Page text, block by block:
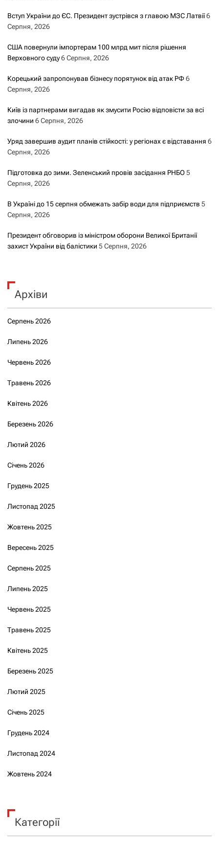
Вступ України до ЄС. Президент зустрівся з главою МЗС Латвії6
Серпня, 2026
США повернули імпортерам 100 млрд мит після рішення
Верховного суду6 Серпня, 2026
Корецький запропонував бізнесу порятунок від атак РФ6
Серпня, 2026
Київ із партнерами вигадав як змусити Росію відповісти за всі
злочини 6 Серпня, 2026
Уряд завершив аудит планів стійкості: у регіонах є відставання 6
Серпня, 2026
Підготовка до зими. Зеленський провів засідання РНБО5
Серпня, 2026
В Україні до 15 серпня обмежать забір води для підприємств 5
Серпня, 2026
Президент обговорив із міністром оборони Великої Британії
захист України від балістики 5 Серпня, 2026
Архіви
Серпень 2026
Липень 2026
Червень 2026
Травень 2026
Квітень 2026
Березень 2026
Лютий 2026
Січень 2026
Грудень 2025
Листопад 2025
Жовтень 2025
Вересень 2025
Серпень 2025
Липень 2025
Червень 2025
Травень 2025
Квітень 2025
Березень 2025
Лютий 2025
Січень 2025
Грудень 2024
Листопад 2024
Жовтень 2024
Категорії